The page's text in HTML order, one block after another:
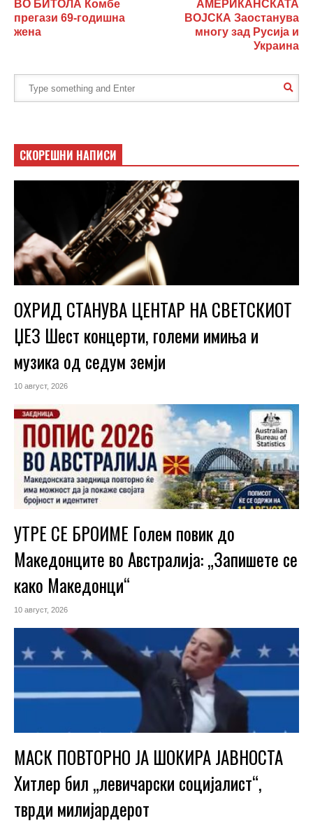
ВО БИТОЛА Комбе
прегази 69-годишна
жена
АМЕРИКАНСКАТА
ВОЈСКА Заостанува
многу зад Русија и
Украина
СКОРЕШНИ НАПИСИ
ОХРИД СТАНУВА ЦЕНТАР НА СВЕТСКИОТ
ЏЕЗ Шест концерти, големи имиња и
музика од седум земји
10 август, 2026
УТРЕ СЕ БРОИМЕ Голем повик до
Македонците во Австралија: „Запишете се
како Македонци“
10 август, 2026
МАСК ПОВТОРНО ЈА ШОКИРА ЈАВНОСТА
Хитлер бил „левичарски социјалист“,
тврди милијардерот